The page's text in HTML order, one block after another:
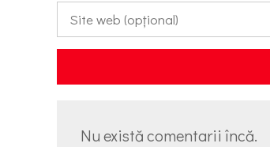
Nu există comentarii încă.